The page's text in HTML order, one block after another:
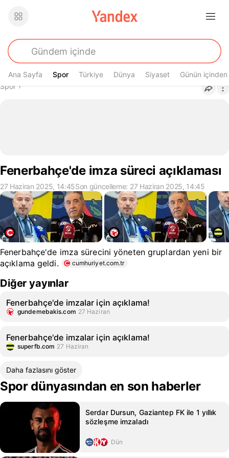
Ana Sayfa Spor
Spor Türkiye Dünya Siyaset Günün içinden
Buradasın
Spor›
Fenerbahçe'de imza süreci açıklaması
27 Haziran 2025, 14:45Son güncelleme: 27 Haziran 2025, 14:45
Fenerbahçe'de imza sürecini yöneten gruplardan yeni bir
açıklama geldi.
cumhuriyet.com.tr
Diğer yayınlar
Fenerbahçe'de imzalar için açıklama!
gundemebakis.com 27 Haziran
Fenerbahçe'de imzalar için açıklama!
superfb.com 27 Haziran
Daha fazlasını göster
Spor dünyasından en son haberler
Serdar Dursun, Gaziantep FK ile 1 yıllık
sözleşme imzaladı
Dün